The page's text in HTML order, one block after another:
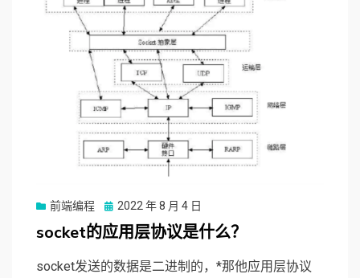
前端编程
Posted
on
2022 年 8 月 4 日
socket的应用层协议是什么？
socket发送的数据是二进制的，*那他应用层协议